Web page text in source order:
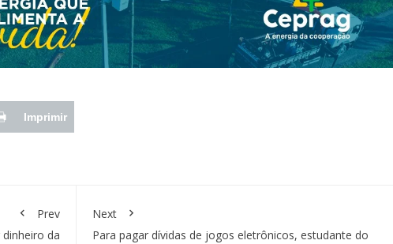
Imprimir
Prev
da
Next
Para pagar dívidas de jogos eletrônicos, estudante do